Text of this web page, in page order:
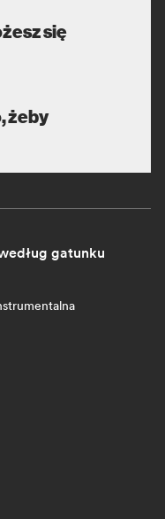
się
żeby
gatunku